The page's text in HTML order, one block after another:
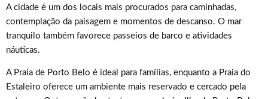
A cidade é um dos locais mais procurados para caminhadas,
contemplação da paisagem e momentos de descanso. O mar
tranquilo também favorece passeios de barco e atividades
náuticas.
A Praia de Porto Belo é ideal para famílias, enquanto a Praia do
Estaleiro oferece um ambiente mais reservado e cercado pela